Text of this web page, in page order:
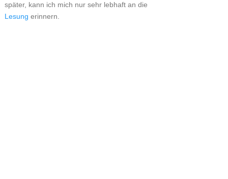
später, kann ich mich nur sehr lebhaft an die
Lesung erinnern.